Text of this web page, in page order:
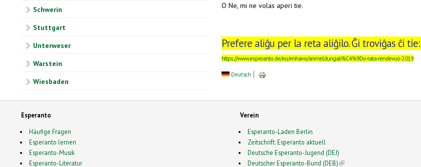
Schwerin
Stuttgart
Unterweser
Warstein
Wiesbaden
O Ne, mi ne volas aperi tie.
Prefere aliĝu per la reta aliĝilo. Ĝi troviĝas ĉi tie:
https://www.esperanto.de/eo/enhavo/anmeldungali%C4%9Do-rata-rendevuo-2019
Deutsch
Esperanto
Häufige Fragen
Esperanto lernen
Esperanto-Musik
Esperanto-Literatur
Verein
Esperanto-Laden Berlin
Zeitschrift: Esperanto aktuell
Deutsche Esperanto-Jugend (DEJ)
Deutscher Esperanto-Bund (DEB)(link is external)